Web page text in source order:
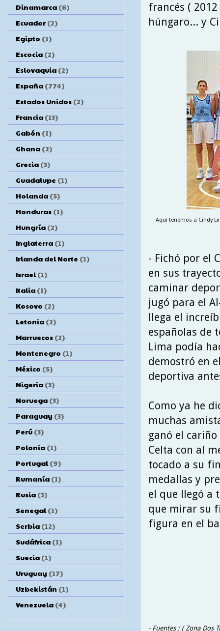
francés (
húngaro... y
Aquí tenemos a Cindy
- Fichó por el
en sus
caminar
jugó para el
llega el
españolas de
Lima podía
demostró en
deportiva
Como ya he
muchas
ganó el
Celta con al
tocado a su
medallas y
el que llegó a
que mirar su
figura en el
- Fuentes : ( Zona Dos
Dinamarca (6)
Ecuador (2)
Egipto (1)
Escocia (2)
Eslovaquia (2)
España (774)
Estados Unidos (2)
Francia (13)
Gabón (1)
Ghana (2)
Grecia (3)
Guadalupe (1)
Holanda (5)
Honduras (1)
Hungría (2)
Inglaterra (1)
Irlanda del Norte (1)
Israel (1)
Italia (1)
Kosovo (2)
Letonia (2)
Marruecos (2)
Montenegro (1)
México (5)
Nigeria (3)
Noruega (3)
Paraguay (3)
Perú (3)
Polonia (1)
Portugal (9)
Rumanía (1)
Rusia (3)
Senegal (1)
Serbia (12)
Sudáfrica (1)
Suecia (1)
Uruguay (17)
Uzbekistán (1)
Venezuela (4)